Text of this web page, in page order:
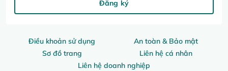
Điều khoản sử dụng
An toàn & Bảo mật
Sơ đồ trang
Liên hệ cá nhân
Liên hệ doanh nghiệp
Đăng ký